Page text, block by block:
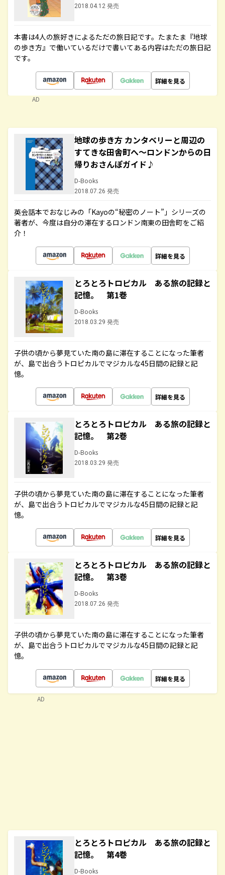
2018.04.12 発売
本書は4人の旅好きによるただの旅日記です。たまたま『地球
の歩き方』で働いているだけで書いてある内容はただの旅日記
です。
詳細を見る
AD
地球の歩き方 カンタベリーと周辺の
すてきな田舎町へ～ロンドンからの日
帰りおさんぽガイド♪
D-Books
2018.07.26 発売
英会話本でおなじみの「Kayoの“秘密のノート”」シリーズの
著者が、今度は自分の滞在するロンドン南東の田舎町をご紹
介！
詳細を見る
とろとろトロピカル ある旅の記録と
記憶。 第1巻
D-Books
2018.03.29 発売
子供の頃から夢見ていた南の島に滞在することになった筆者
が、島で出合うトロピカルでマジカルな45日間の記録と記
憶。
詳細を見る
とろとろトロピカル ある旅の記録と
記憶。 第2巻
D-Books
2018.03.29 発売
子供の頃から夢見ていた南の島に滞在することになった筆者
が、島で出合うトロピカルでマジカルな45日間の記録と記
憶。
詳細を見る
とろとろトロピカル ある旅の記録と
記憶。 第3巻
D-Books
2018.07.26 発売
子供の頃から夢見ていた南の島に滞在することになった筆者
が、島で出合うトロピカルでマジカルな45日間の記録と記
憶。
詳細を見る
とろとろトロピカル ある旅の記録と
記憶。 第4巻
D-Books
AD